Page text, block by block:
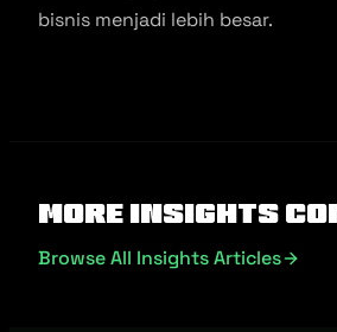
bisnis menjadi lebih besar.
More Insights
Browse All Insights Articles